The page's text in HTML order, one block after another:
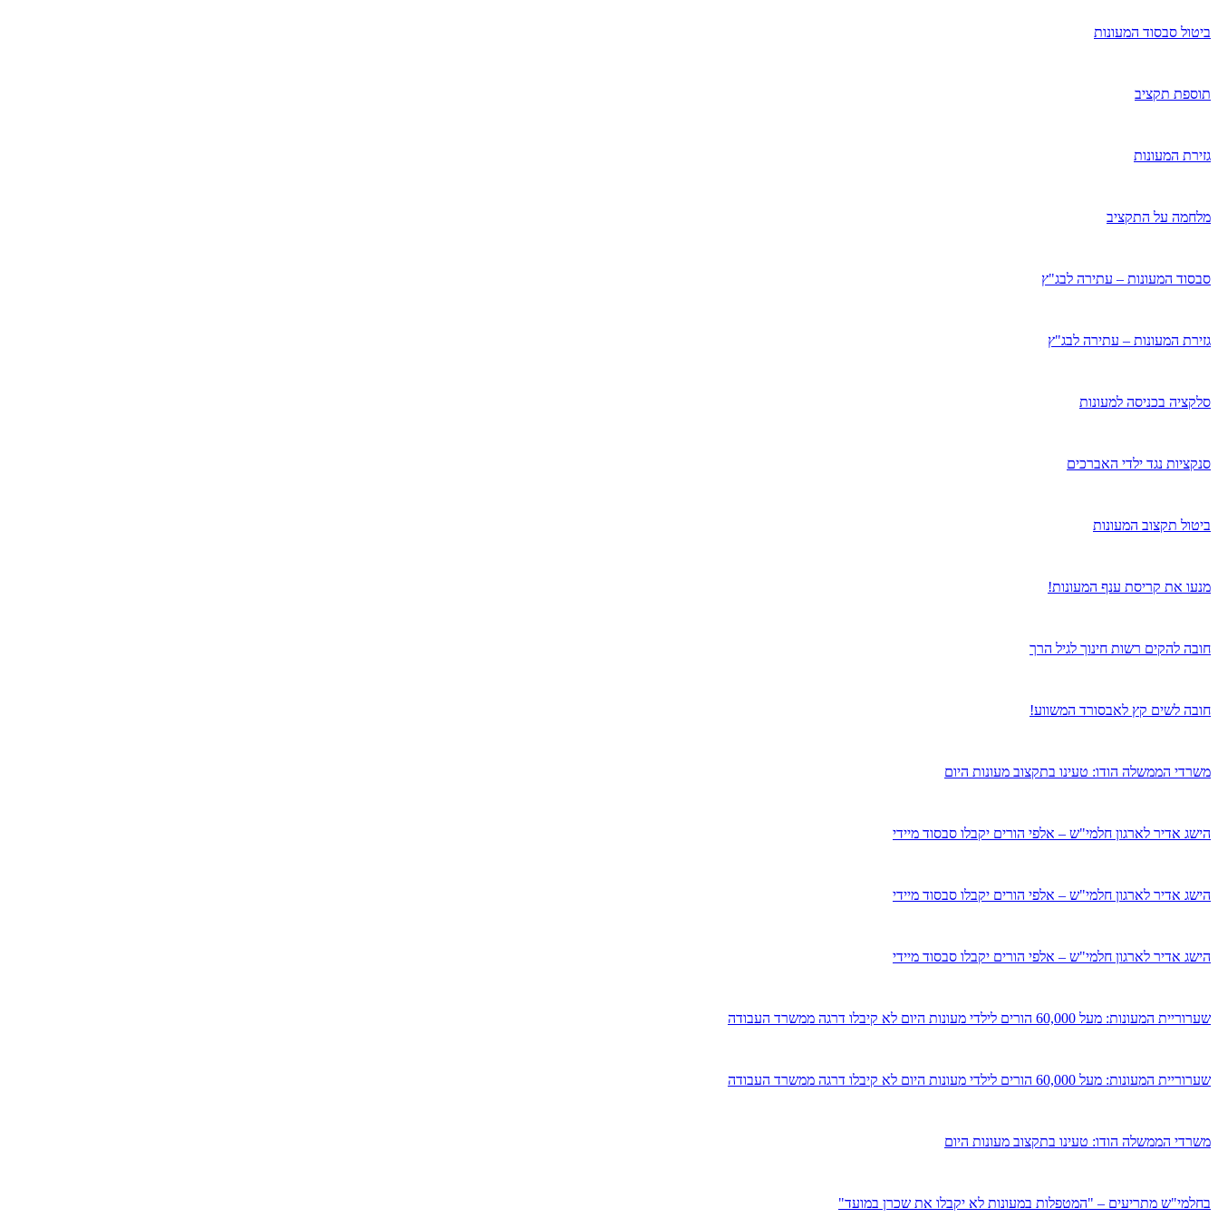
ביטול סבסוד המעונות
תוספת תקציב
גזירת המעונות
מלחמה על התקציב
סבסוד המעונות – עתירה לבג"ץ
גזירת המעונות – עתירה לבג"ץ
סלקציה בכניסה למעונות
סנקציות נגד ילדי האברכים
ביטול תקצוב המעונות
מנעו את קריסת ענף המעונות!
חובה להקים רשות חינוך לגיל הרך
חובה לשים קץ לאבסורד המשווע!
משרדי הממשלה הודו: טעינו בתקצוב מעונות היום
הישג אדיר לארגון חלמי"ש – אלפי הורים יקבלו סבסוד מיידי
הישג אדיר לארגון חלמי"ש – אלפי הורים יקבלו סבסוד מיידי
הישג אדיר לארגון חלמי"ש – אלפי הורים יקבלו סבסוד מיידי
שערוריית המעונות: מעל 60,000 הורים לילדי מעונות היום לא קיבלו דרגה ממשרד העבודה
שערוריית המעונות: מעל 60,000 הורים לילדי מעונות היום לא קיבלו דרגה ממשרד העבודה
משרדי הממשלה הודו: טעינו בתקצוב מעונות היום
בחלמי"ש מתריעים – "המטפלות במעונות לא יקבלו את שכרן במועד"